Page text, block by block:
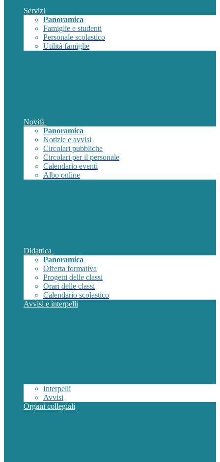
Servizi
Panoramica
Famiglie e studenti
Personale scolastico
Utilità famiglie
Novità
Panoramica
Notizie e avvisi
Circolari pubbliche
Circolari per il personale
Calendario eventi
Albo online
Didattica
Panoramica
Offerta formativa
Progetti delle classi
Orari delle classi
Calendario scolastico
Avvisi e interpelli
Interpelli
Avvisi
Organi collegiali